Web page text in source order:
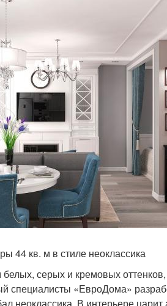
44 кв. м в стиле неоклассика
серых и кремовых
специалисты «ЕвроДома»